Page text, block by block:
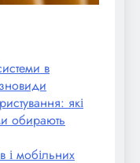
в
які
обирають
і мобільних